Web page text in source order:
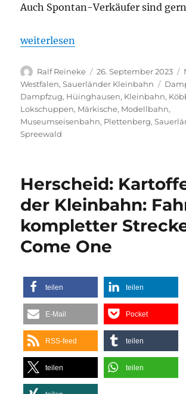
Auch Spontan-Verkäufer sind
„Modellbahn-Tag bei der
weiterlesen
Autor
Ralf Reineke
Veröffentlicht
am
26. September 2023
Westfalen,Sauerländer Kleinbahn
Dampfzug, Hüinghausen, Kleinbahn,
Lokschuppen, Märkische, Modellbahn,
Museumseisenbahn, Plettenberg,
Spreewald
Herscheid:
der Kleinbahn:
kompletter
Come One
teilen teilen
E-Mail Pocket
RSS-feed teilen
teilen teilen